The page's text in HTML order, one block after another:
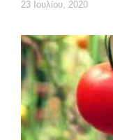
23 Ιουλίου, 2020